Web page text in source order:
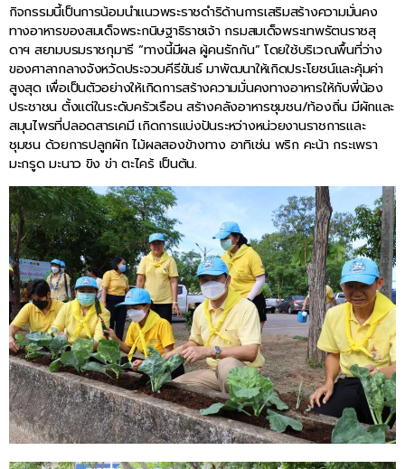
กิจกรรมนี้เป็นการน้อมนำแนวพระราชดำริด้านการเสริมสร้างความมั่นคง
ทางอาหารของสมเด็จพระกนิษฐาธิราชเจ้า กรมสมเด็จพระเทพรัตนราชสุ
ดาฯ สยามบรมราชกุมารี “ทางนี้มีผล ผู้คนรักกัน” โดยใช้บริเวณพื้นที่ว่าง
ของศาลากลางจังหวัดประจวบคีรีขันธ์ มาพัฒนาให้เกิดประโยชน์และคุ้มค่า
สูงสุด เพื่อเป็นตัวอย่างให้เกิดการสร้างความมั่นคงทางอาหารให้กับพี่น้อง
ประชาชน ตั้งแต่ในระดับครัวเรือน สร้างคลังอาหารชุมชน/ท้องถิ่น มีผักและ
สมุนไพรที่ปลอดสารเคมี เกิดการแบ่งปันระหว่างหน่วยงานราชการและ
ชุมชน ด้วยการปลูกผัก ไม้ผลสองข้างทาง อาทิเช่น พริก คะน้า กระเพรา
มะกรูด มะนาว ขิง ข่า ตะไคร้ เป็นต้น.